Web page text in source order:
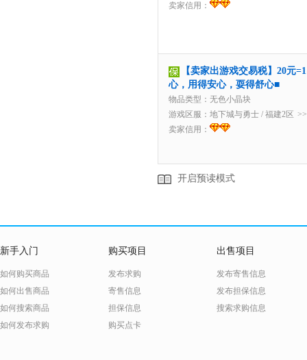
卖家信用：
【卖家出游戏交易税】20元
心，用得安心，耍得舒心■
物品类型：无色小晶块
游戏区服： 地下城与勇士 / 福建2区
卖家信用：
开启预读模式
新手入门
如何购买商品
如何出售商品
如何搜索商品
如何发布求购
购买项目
发布求购
寄售信息
担保信息
购买点卡
出售项目
发布寄售信息
发布担保信息
搜索求购信息